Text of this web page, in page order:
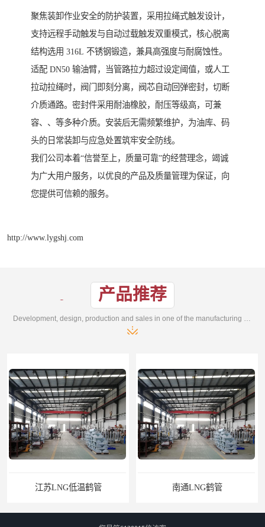
聚焦装卸作业安全的防护装置，采用拉绳式触发设计，
支持远程手动触发与自动过载触发双重模式，核心脱离
结构选用 316L 不锈钢锻造，兼具高强度与耐腐蚀性。
适配 DN50 输油臂，当管路拉力超过设定阈值，或人工
拉动拉绳时，阀门即刻分离，阀芯自动回弹密封，切断
介质通路。密封件采用耐油橡胶，耐压等级高，可兼
容、、等多种介质。安装后无需频繁维护，为油库、码
头的日常装卸与应急处置筑牢安全防线。
我们公司本着“信誉至上，质量可靠”的经营理念，竭诚
为广大用户服务，以优良的产品及质量管理为保证，向
您提供可信赖的服务。
http://www.lygshj.com
产品推荐
Development, design, production and sales in one of the manufacturing enterprises
江苏LNG低温鹤管 南通LNG鹤管